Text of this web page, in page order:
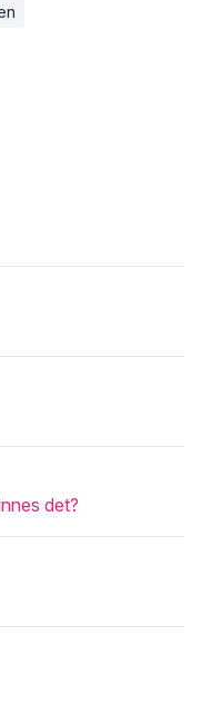
det?